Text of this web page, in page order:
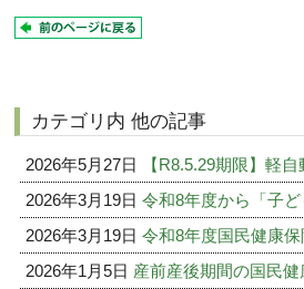
カテゴリ内 他の記事
2026年5月27日
【R8.5.29期限】軽
2026年3月19日 令和8年度から「子
2026年3月19日 令和8年度国民健康
2026年1月5日 産前産後期間の国民